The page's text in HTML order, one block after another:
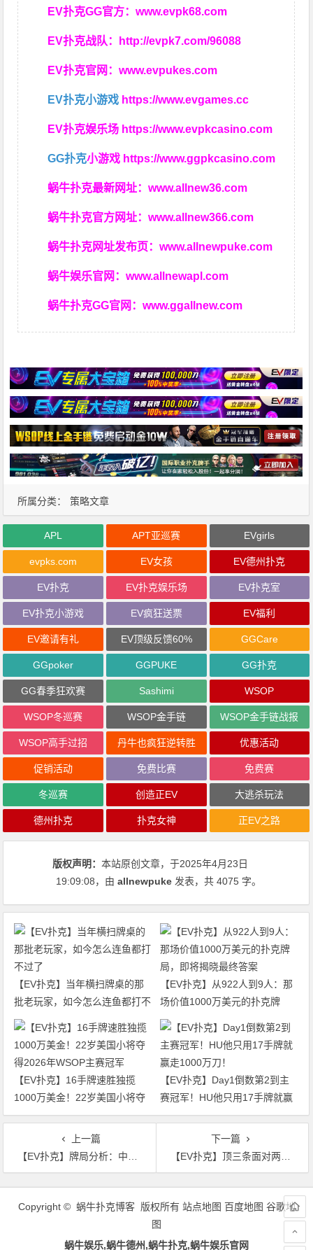
EV扑克GG官方：www.evpk68.com
EV扑克战队： http://evpk7.com/96088
EV扑克官网：www.evpukes.com
EV扑克小游戏 https://www.evgames.cc
EV扑克娱乐场 https://www.evpkcasino.com
GG扑克小游戏 https://www.ggpkcasino.com
蜗牛扑克最新网址：www.allnew36.com
蜗牛扑克官方网址：www.allnew366.com
蜗牛扑克网址发布页：www.allnewpuke.com
蜗牛娱乐官网：www.allnewapl.com
蜗牛扑克GG官网：www.ggallnew.com
所属分类： 策略文章
APL APT亚巡赛 EVgirls
evpks.com EV女孩 EV德州扑克
EV扑克 EV扑克娱乐场 EV扑克室
EV扑克小游戏 EV疯狂送票 EV福利
EV邀请有礼 EV顶级反馈60% GGCare
GGpoker GGPUKE GG扑克
GG春季狂欢赛 Sashimi WSOP
WSOP冬巡赛 WSOP金手链 WSOP金手链战报
WSOP高手过招 丹牛也疯狂逆转胜 优惠活动
促销活动 免费比赛 免费赛
冬巡赛 创造正EV 大逃杀玩法
德州扑克 扑克女神 正EV之路
版权声明：本站原创文章，于2025年4月23日
19:09:08，由allnewpuke 发表，共 4075 字。
【EV扑克】当年横扫牌桌的那
批老玩家，如今怎么连鱼都打不
过了
【EV扑克】从922人到9人：那
场价值1000万美元的扑克牌
局，即将揭晓最终答案
【EV扑克】16手牌速胜独揽
1000万美金！22岁美国小将夺
得2026年WSOP主赛冠军
【EV扑克】Day1倒数第2到主
赛冠军！HU他只用17手牌就赢
走1000万刀！
上一篇
【EV扑克】牌局分析：中对河牌圈过牌-加注诈唬，迎头撞上坚果顺
下一篇
【EV扑克】顶三条面对两次过牌-加注至全压，毫不犹豫秒跟
文
Copyright © 蜗牛扑克博客 版权所有 站点地图 百度地图 谷歌地
图
蜗牛娱乐,蜗牛德州,蜗牛扑克,蜗牛娱乐官网